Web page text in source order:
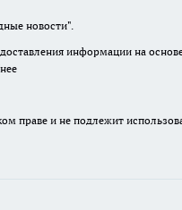
новости".
информации на
праве и не подлежит